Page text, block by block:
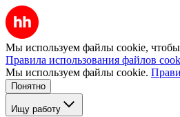
Мы используем файлы cookie, чтобы
Правила использования файлов
Мы используем файлы cookie.
Понятно
Ищу работу